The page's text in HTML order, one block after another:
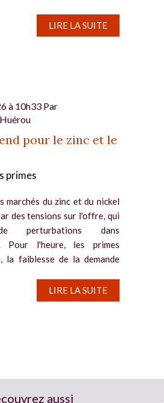
LIRE LA SUITE
à 10h33 Par
pour le zinc et le
primes
marchés du zinc et du nickel
des tensions sur l'offre, qui
perturbations dans
Pour l'heure, les primes
la faiblesse de la demande
LIRE LA SUITE
aussi